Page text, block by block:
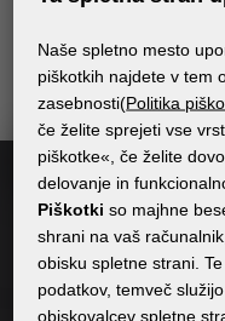
Naše spletno mesto
piškotkih najdete v tem
zasebnosti(Politika
če želite sprejeti vse
piškotke«, če želite
delovanje in
Piškotki so majhne
shrani na vaš
obisku spletne strani.
podatkov, temveč
obiskovalcev spletne